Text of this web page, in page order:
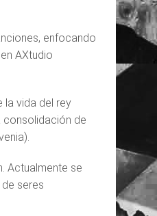
enfocando
AXtudio
la vida del rey
consolidación de
Actualmente se
seres